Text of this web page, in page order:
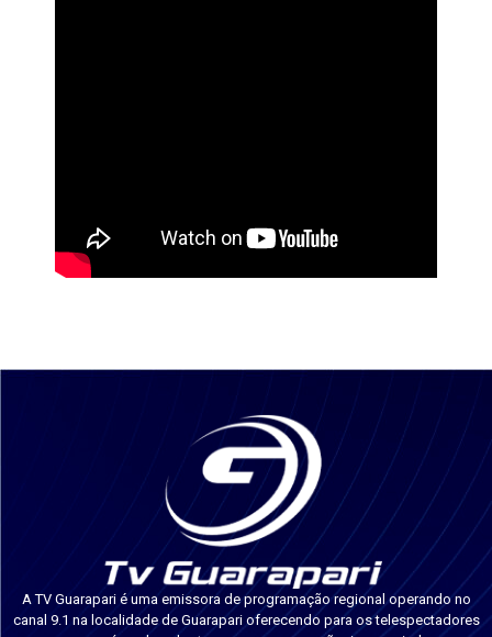
A TV Guarapari é uma emissora de programação regional operando no
canal 9.1 na localidade de Guarapari oferecendo para os telespectadores